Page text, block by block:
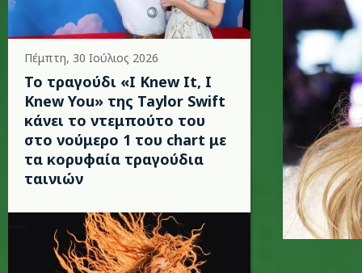
Πέμπτη, 30 Ιούλιος 2026
Το τραγούδι «I Knew It, I
Knew You» της Taylor Swift
κάνει το ντεμπούτο του
στο νούμερο 1 του chart με
τα κορυφαία τραγούδια
ταινιών